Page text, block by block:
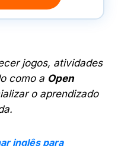
jogos, atividades
como a Open
o aprendizado
inglês para